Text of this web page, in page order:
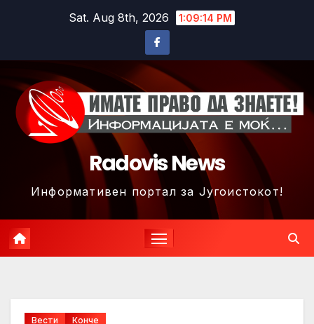
Sat. Aug 8th, 2026 1:09:17 PM
Radovis News
Информативен портал за Југоистокот!
Вести Конче